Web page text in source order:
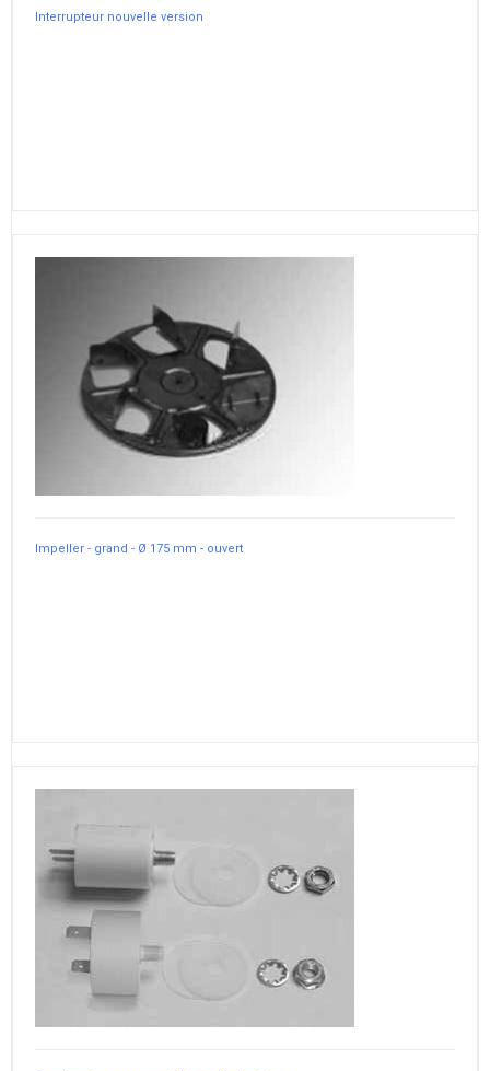
Interrupteur nouvelle version
Impeller - grand - Ø 175 mm - ouvert